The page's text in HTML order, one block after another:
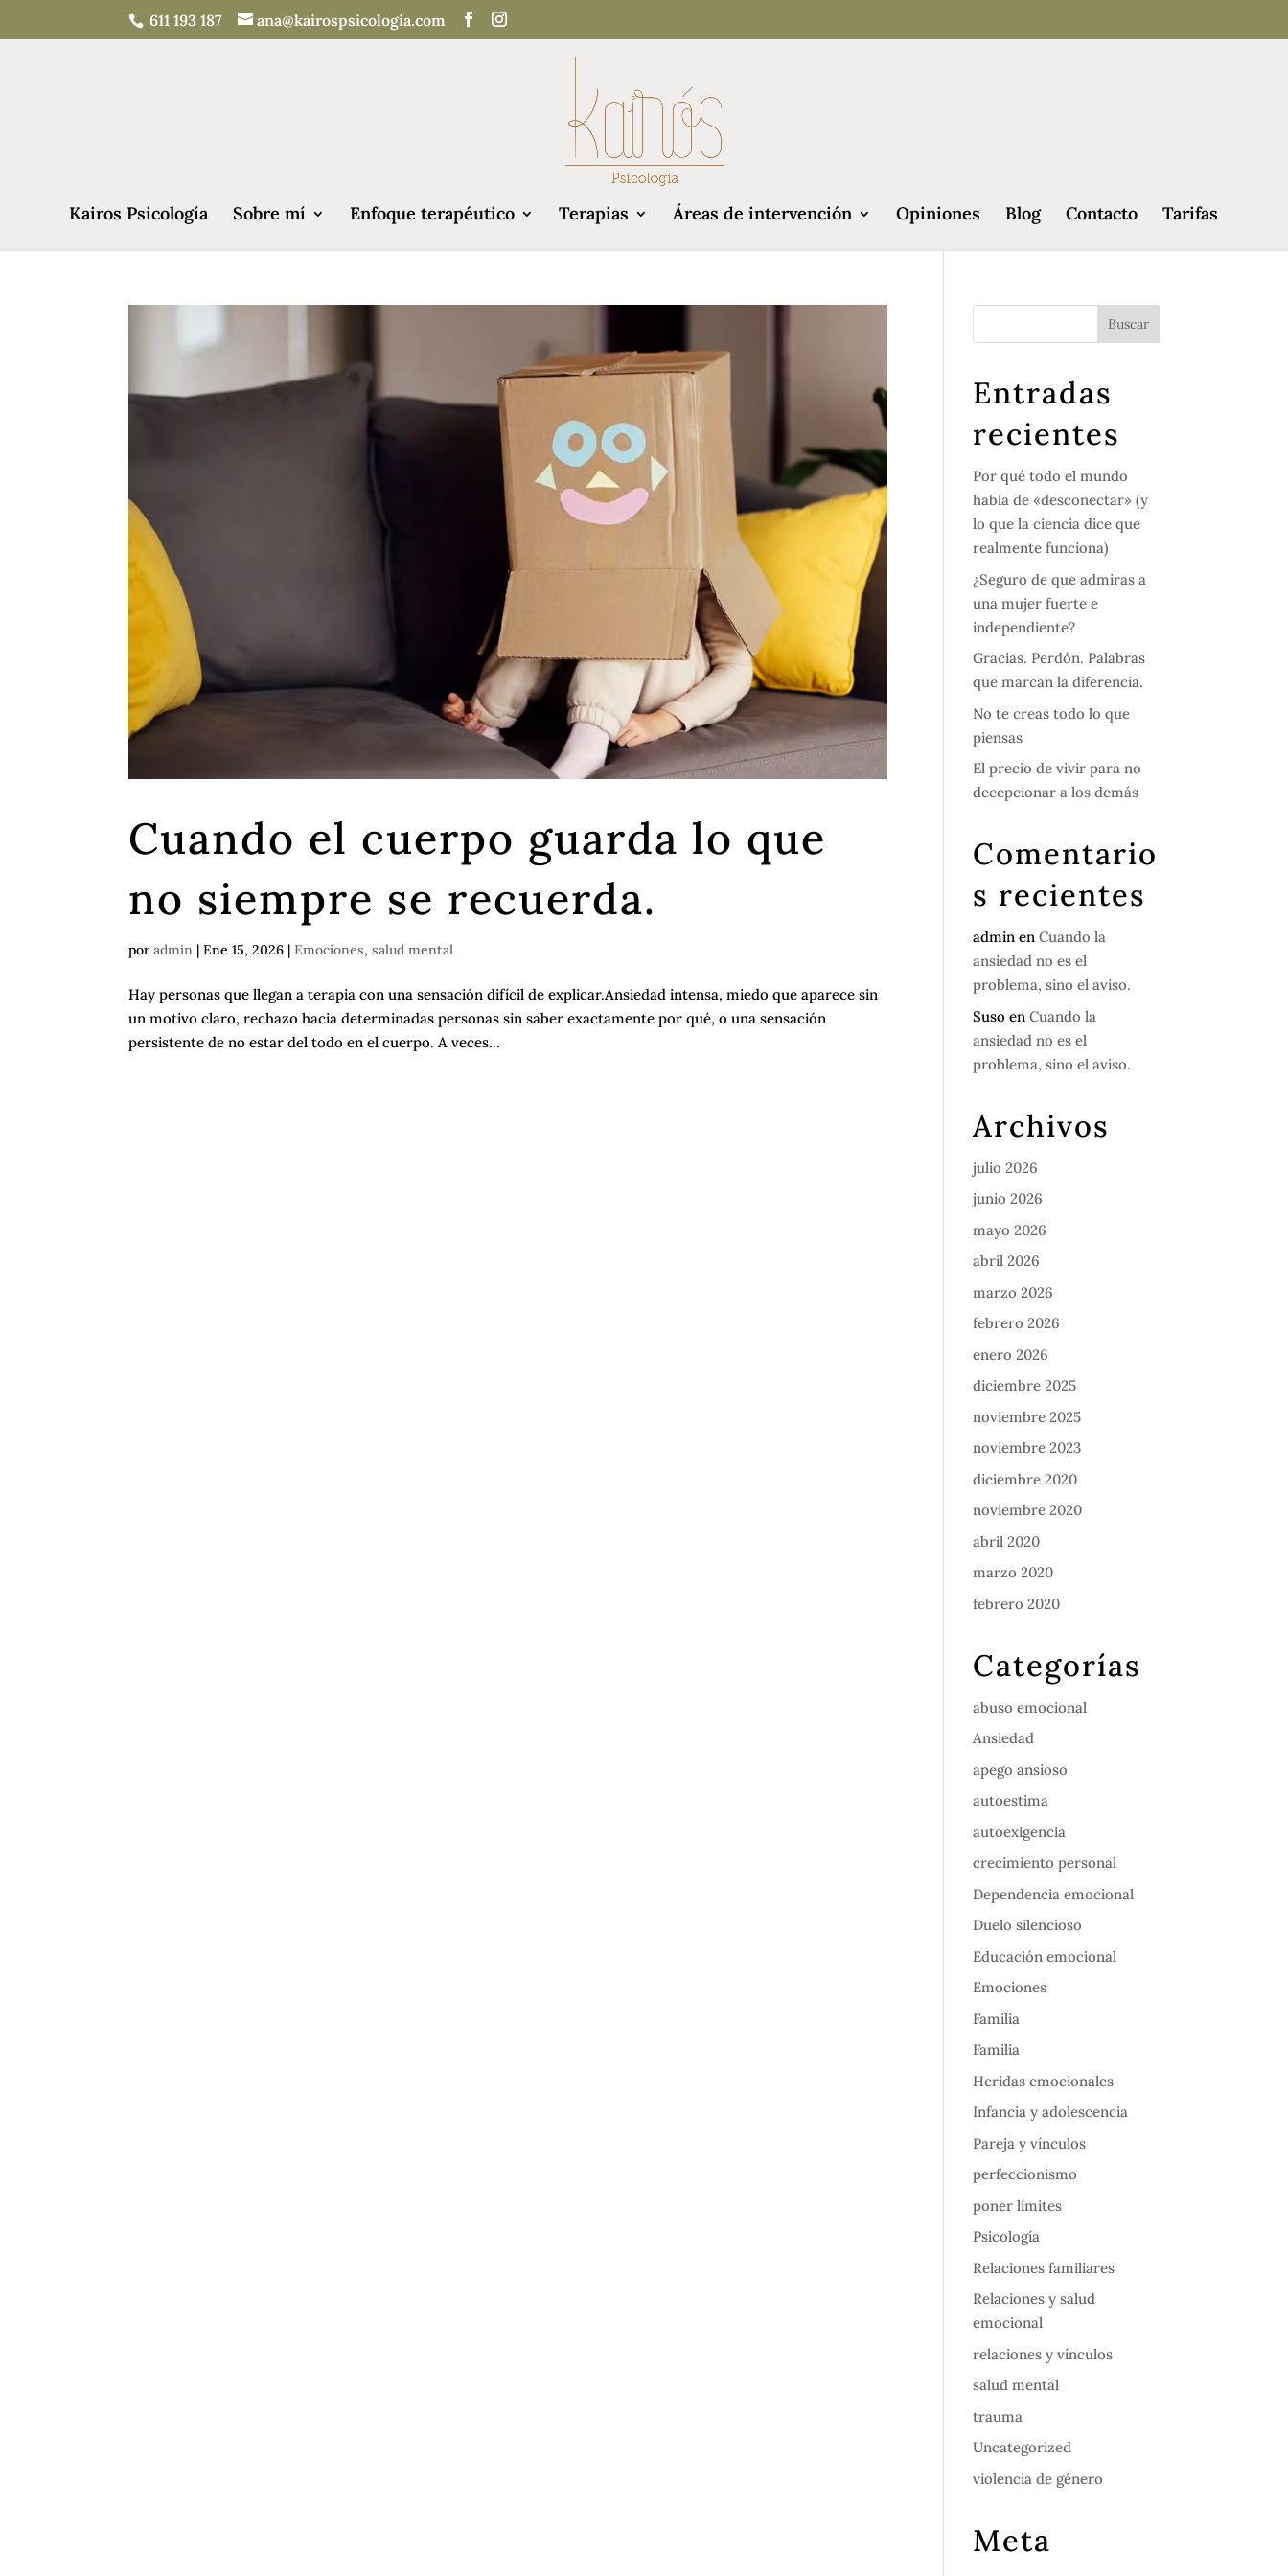
611 193 187 ana@kairospsicologia.com
Kairos Psicología Sobre mí Enfoque terapéutico Terapias Áreas de intervención Opiniones Blog Contacto Tarifas
Cuando el cuerpo guarda lo que
no siempre se recuerda.
poradmin |Ene 15, 2026 |Emociones,salud mental
Hay personas que llegan a terapia con una sensación difícil de explicar.Ansiedad intensa, miedo que aparece sin
un motivo claro, rechazo hacia determinadas personas sin saber exactamente por qué, o una sensación
persistente de no estar del todo en el cuerpo. A veces...
Entradas
recientes
Por qué todo el mundo
habla de «desconectar» (y
lo que la ciencia dice que
realmente funciona)
¿Seguro de que admiras a
una mujer fuerte e
independiente?
Gracias. Perdón. Palabras
que marcan la diferencia.
No te creas todo lo que
piensas
El precio de vivir para no
decepcionar a los demás
Comentario
s recientes
admin enCuando la
ansiedad no es el
problema, sino el aviso.
Suso enCuando la
ansiedad no es el
problema, sino el aviso.
Archivos
julio 2026
junio 2026
mayo 2026
abril 2026
marzo 2026
febrero 2026
enero 2026
diciembre 2025
noviembre 2025
noviembre 2023
diciembre 2020
noviembre 2020
abril 2020
marzo 2020
febrero 2020
Categorías
abuso emocional
Ansiedad
apego ansioso
autoestima
autoexigencia
crecimiento personal
Dependencia emocional
Duelo silencioso
Educación emocional
Emociones
Familia
Familia
Heridas emocionales
Infancia y adolescencia
Pareja y vínculos
perfeccionismo
poner límites
Psicología
Relaciones familiares
Relaciones y salud
emocional
relaciones y vínculos
salud mental
trauma
Uncategorized
violencia de género
Meta